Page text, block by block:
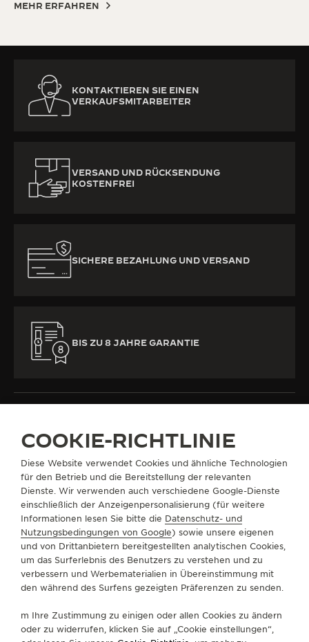
MEHR ERFAHREN
KONTAKTIEREN SIE EINEN
VERKAUFSMITARBEITER
VERSAND UND RÜCKSENDUNG
KOSTENFREI
SICHERE BEZAHLUNG UND VERSAND
BIS ZU 8 JAHRE GARANTIE
ALLE KOLLEKTIONENREVERSOREVERSO CLASSIC
REF. Q2618540
FOLGEN SIE UNS
ÜBER UNS
SERVICELEISTUNGEN
COOKIE-RICHTLINIE
Diese Website verwendet Cookies und ähnliche Technologien
für den Betrieb und die Bereitstellung der relevanten
Dienste. Wir verwenden auch verschiedene Google-Dienste
einschließlich der Anzeigenpersonalisierung (für weitere
Informationen lesen Sie bitte die Datenschutz- und
Nutzungsbedingungen von Google) sowie unsere eigenen
und von Drittanbietern bereitgestellten analytischen Cookies,
um das Surferlebnis des Benutzers zu verstehen und zu
verbessern und Werbematerialien in Übereinstimmung mit
den während des Surfens gezeigten Präferenzen zu senden.
m Ihre Zustimmung zu einigen oder allen Cookies zu ändern
oder zu widerrufen, klicken Sie auf „Cookie einstellungen“,